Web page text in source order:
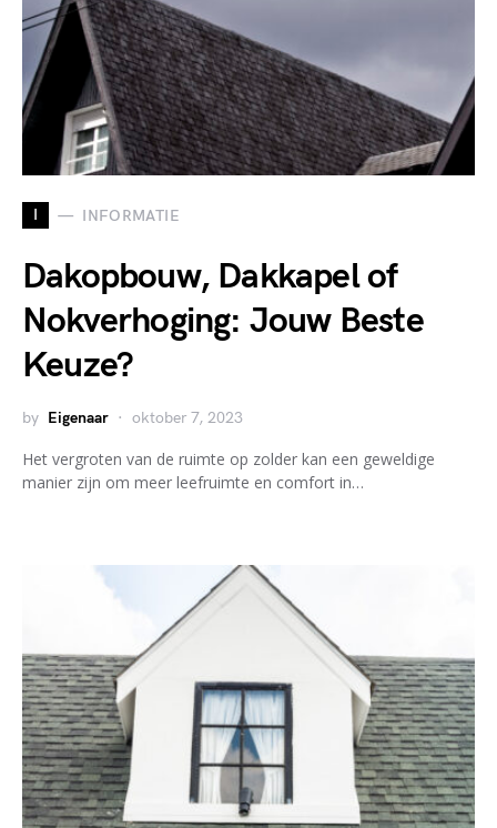
I INFORMATIE
Dakopbouw, Dakkapel of
Nokverhoging: Jouw Beste
Keuze?
by Eigenaar oktober 7, 2023
Het vergroten van de ruimte op zolder kan een geweldige
manier zijn om meer leefruimte en comfort in…